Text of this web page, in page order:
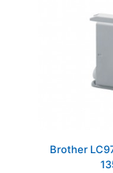
Brother